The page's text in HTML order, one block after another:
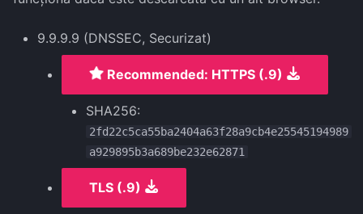
9.9.9.9 (DNSSEC, Securizat)
Recommended: HTTPS (.9)
SHA256:
2fd22c5ca55ba2404a63f28a9cb4e25545194989
a929895b3a689be232e62871
TLS (.9)